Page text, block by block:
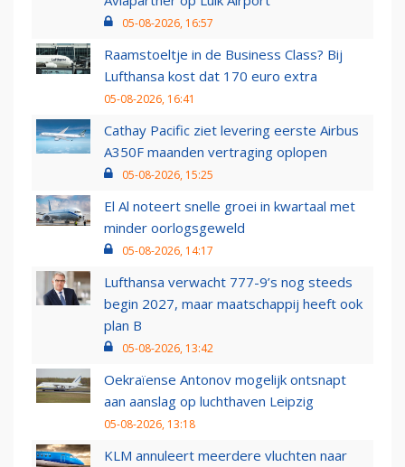
05-08-2026, 16:57
Raamstoeltje in de Business Class? Bij
Lufthansa kost dat 170 euro extra
05-08-2026, 16:41
Cathay Pacific ziet levering eerste Airbus
A350F maanden vertraging oplopen
05-08-2026, 15:25
El Al noteert snelle groei in kwartaal met
minder oorlogsgeweld
05-08-2026, 14:17
Lufthansa verwacht 777-9’s nog steeds
begin 2027, maar maatschappij heeft ook
plan B
05-08-2026, 13:42
Oekraïense Antonov mogelijk ontsnapt
aan aanslag op luchthaven Leipzig
05-08-2026, 13:18
KLM annuleert meerdere vluchten naar